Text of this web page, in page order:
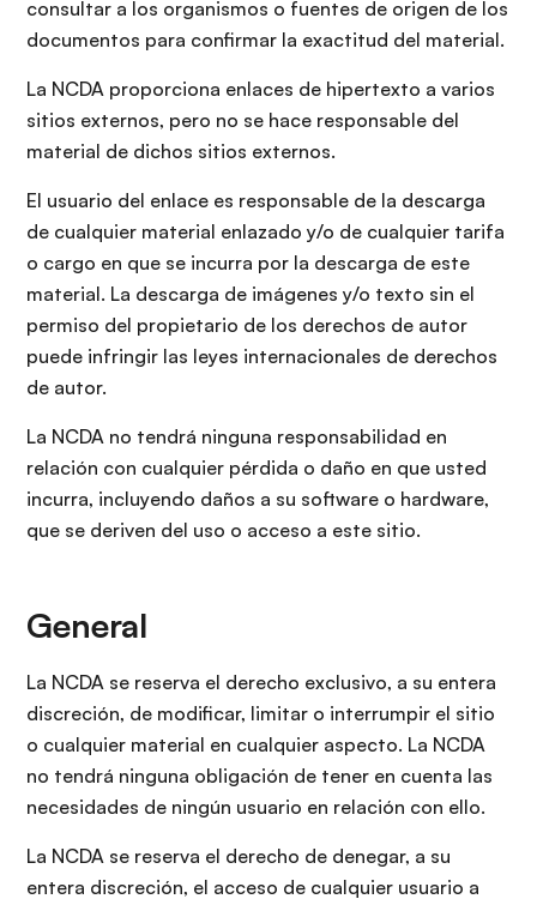
consultar a los organismos o fuentes de origen de los
documentos para confirmar la exactitud del material.
La NCDA proporciona enlaces de hipertexto a varios
sitios externos, pero no se hace responsable del
material de dichos sitios externos.
El usuario del enlace es responsable de la descarga
de cualquier material enlazado y/o de cualquier tarifa
o cargo en que se incurra por la descarga de este
material. La descarga de imágenes y/o texto sin el
permiso del propietario de los derechos de autor
puede infringir las leyes internacionales de derechos
de autor.
La NCDA no tendrá ninguna responsabilidad en
relación con cualquier pérdida o daño en que usted
incurra, incluyendo daños a su software o hardware,
que se deriven del uso o acceso a este sitio.
General
La NCDA se reserva el derecho exclusivo, a su entera
discreción, de modificar, limitar o interrumpir el sitio
o cualquier material en cualquier aspecto. La NCDA
no tendrá ninguna obligación de tener en cuenta las
necesidades de ningún usuario en relación con ello.
La NCDA se reserva el derecho de denegar, a su
entera discreción, el acceso de cualquier usuario a